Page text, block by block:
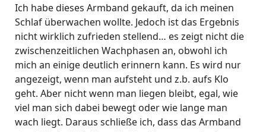
of 5
Ich habe dieses Armband gekauft, da ich meinen
Schlaf überwachen wollte. Jedoch ist das Ergebnis
nicht wirklich zufrieden stellend… es zeigt nicht die
zwischenzeitlichen Wachphasen an, obwohl ich
mich an einige deutlich erinnern kann. Es wird nur
angezeigt, wenn man aufsteht und z.b. aufs Klo
geht. Aber nicht wenn man liegen bleibt, egal, wie
viel man sich dabei bewegt oder wie lange man
wach liegt. Daraus schließe ich, dass das Armband